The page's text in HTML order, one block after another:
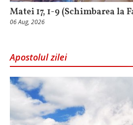
Matei 17, 1-9 (Schimbarea la
06 Aug, 2026
Apostolul zilei